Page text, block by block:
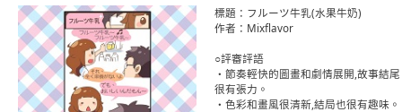
標題：フルーツ牛乳(水果牛奶)
作者：Mixflavor
○評審評語
・節奏輕快的圖畫和劇情展開,故事結尾
很有張力。
・色彩和畫風很清新,結局也很有趣味。